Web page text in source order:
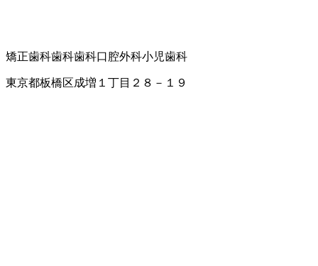
矯正歯科歯科歯科口腔外科小児歯科
東京都板橋区成増１丁目２８－１９